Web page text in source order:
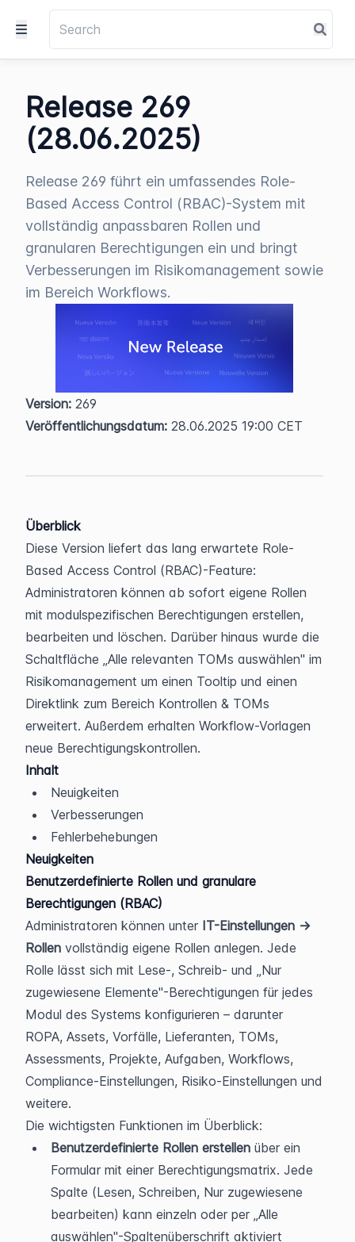
Release 269
(28.06.2025)
Release 269 führt ein umfassendes Role-
Based Access Control (RBAC)-System mit
vollständig anpassbaren Rollen und
granularen Berechtigungen ein und bringt
Verbesserungen im Risikomanagement sowie
im Bereich Workflows.
Version: 269
Veröffentlichungsdatum: 28.06.2025 19:00 CET
Überblick
Diese Version liefert das lang erwartete Role-
Based Access Control (RBAC)-Feature:
Administratoren können ab sofort eigene Rollen
mit modulspezifischen Berechtigungen erstellen,
bearbeiten und löschen. Darüber hinaus wurde die
Schaltfläche „Alle relevanten TOMs auswählen" im
Risikomanagement um einen Tooltip und einen
Direktlink zum Bereich Kontrollen & TOMs
erweitert. Außerdem erhalten Workflow-Vorlagen
neue Berechtigungskontrollen.
Inhalt
Neuigkeiten
Verbesserungen
Fehlerbehebungen
Neuigkeiten
Benutzerdefinierte Rollen und granulare
Berechtigungen (RBAC)
Administratoren können unter IT-Einstellungen →
Rollen vollständig eigene Rollen anlegen. Jede
Rolle lässt sich mit Lese-, Schreib- und „Nur
zugewiesene Elemente"-Berechtigungen für jedes
Modul des Systems konfigurieren – darunter
ROPA, Assets, Vorfälle, Lieferanten, TOMs,
Assessments, Projekte, Aufgaben, Workflows,
Compliance-Einstellungen, Risiko-Einstellungen und
weitere.
Die wichtigsten Funktionen im Überblick:
Benutzerdefinierte Rollen erstellen über ein
Formular mit einer Berechtigungsmatrix. Jede
Spalte (Lesen, Schreiben, Nur zugewiesene
bearbeiten) kann einzeln oder per „Alle
auswählen"-Spaltenüberschrift aktiviert